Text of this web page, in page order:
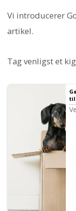
Vi introducerer
artikel.
Tag venligst et
til